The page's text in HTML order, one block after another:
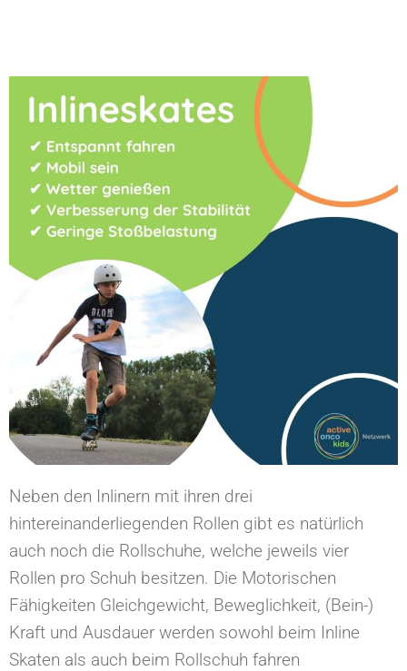
Neben den Inlinern mit ihren drei
hintereinanderliegenden Rollen gibt es natürlich
auch noch die Rollschuhe, welche jeweils vier
Rollen pro Schuh besitzen. Die Motorischen
Fähigkeiten Gleichgewicht, Beweglichkeit, (Bein-)
Kraft und Ausdauer werden sowohl beim Inline
Skaten als auch beim Rollschuh fahren